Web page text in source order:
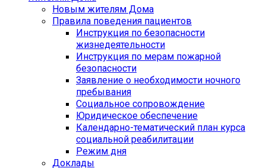
Новым жителям Дома
Правила поведения пациентов
Инструкция по безопасности
жизнедеятельности
Инструкция по мерам пожарной
безопасности
Заявление о необходимости ночного
пребывания
Социальное сопровождение
Юридическое обеспечение
Календарно-тематический план курса
социальной реабилитации
Режим дня
Доклады